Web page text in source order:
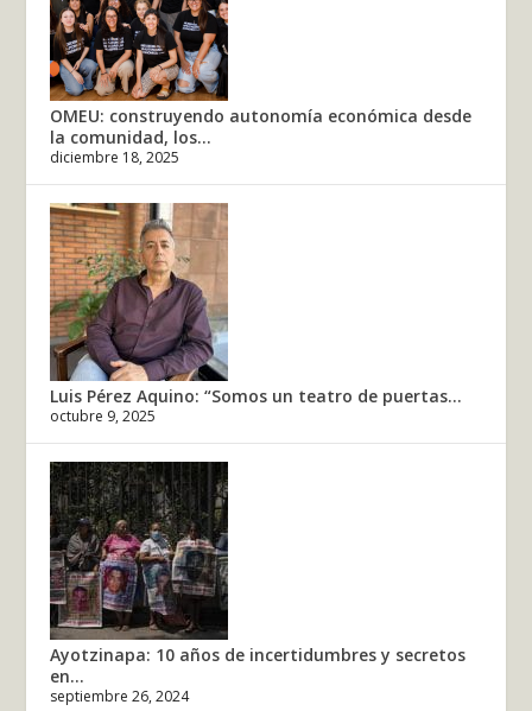
OMEU: construyendo autonomía económica desde
la comunidad, los...
diciembre 18, 2025
Luis Pérez Aquino: “Somos un teatro de puertas...
octubre 9, 2025
Ayotzinapa: 10 años de incertidumbres y secretos
en...
septiembre 26, 2024